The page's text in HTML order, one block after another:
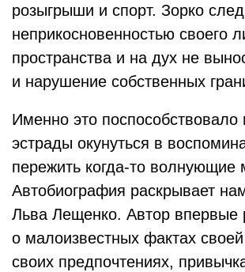
розыгрыши и спорт. Зорко
неприкосновенностью своего
пространства и на дух не
и нарушение собственных
Именно это поспособствовало
эстрады окунуться в
пережить когда-то волнующие
Автобиография раскрывает
Льва Лещенко. Автор впервые
о малоизвестных фактах
своих предпочтениях,